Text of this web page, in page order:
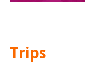
Trips